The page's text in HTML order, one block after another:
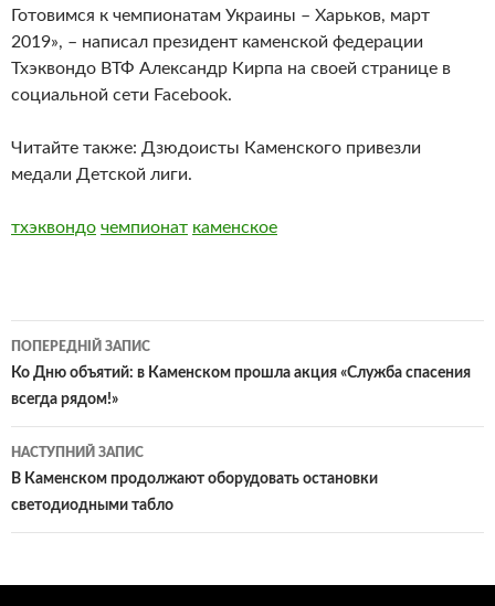
Готовимся к чемпионатам Украины – Харьков, март
2019», – написал президент каменской федерации
Тхэквондо ВТФ Александр Кирпа на своей странице в
социальной сети Facebook.
Читайте также: Дзюдоисты Каменского привезли
медали Детской лиги.
тхэквондо чемпионат каменское
Навігація
по
записам
ПОПЕРЕДНІЙ ЗАПИС
Ко Дню объятий: в Каменском прошла акция «Служба спасения
всегда рядом!»
НАСТУПНИЙ ЗАПИС
В Каменском продолжают оборудовать остановки
светодиодными табло